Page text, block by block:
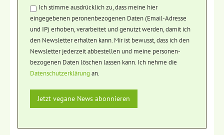
Ich stimme ausdrücklich zu, dass meine hier
eingegebenen peronenbezogenen Daten (Email-Adresse
und IP) erhoben, verarbeitet und genutzt werden, damit ich
den Newsletter erhalten kann. Mir ist bewusst, dass ich den
Newsletter jederzeit abbestellen und meine personen-
bezogenen Daten löschen lassen kann. Ich nehme die
Datenschutzerklärung an.